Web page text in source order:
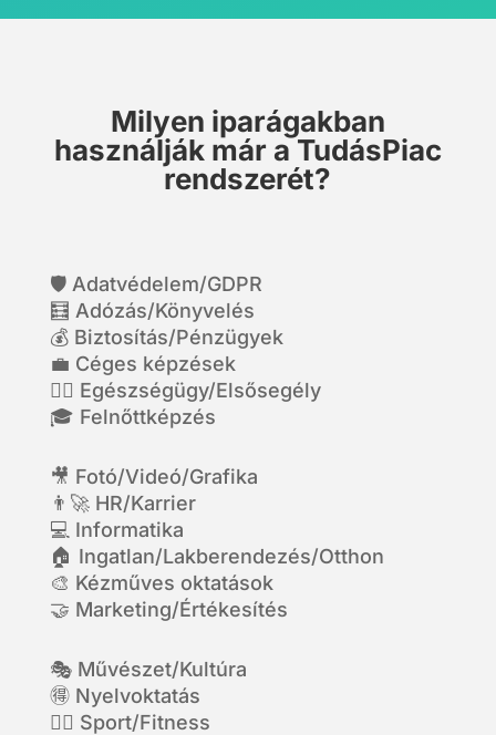
Milyen iparágakban
használják már a TudásPiac
rendszerét?
🛡 Adatvédelem/GDPR
🧮 Adózás/Könyvelés
💰 Biztosítás/Pénzügyek
‍💼 Céges képzések
👩‍⚕️ Egészségügy/Elsősegély
🎓 Felnőttképzés
🎥 Fotó/Videó/Grafika
👨‍🚀 HR/Karrier
💻 Informatika
🏠 Ingatlan/Lakberendezés/Otthon
🎨 Kézműves oktatások
🤝 Marketing/Értékesítés
🎭 Művészet/Kultúra
🉐 Nyelvoktatás
🏃‍♂️ Sport/Fitness